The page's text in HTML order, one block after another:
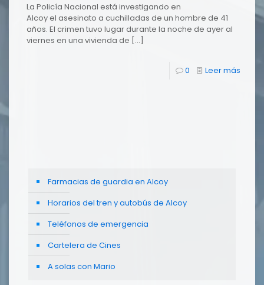
La Policía Nacional está investigando en
Alcoy el asesinato a cuchilladas de un hombre de 41
años. El crimen tuvo lugar durante la noche de ayer al
viernes en una vivienda de […]
0 Leer más
Farmacias de guardia en Alcoy
Horarios del tren y autobús de Alcoy
Teléfonos de emergencia
Cartelera de Cines
A solas con Mario